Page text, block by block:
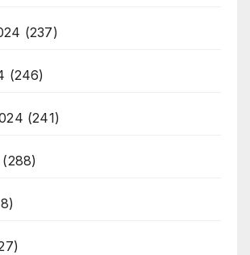
(237)
(246)
(241)
(288)